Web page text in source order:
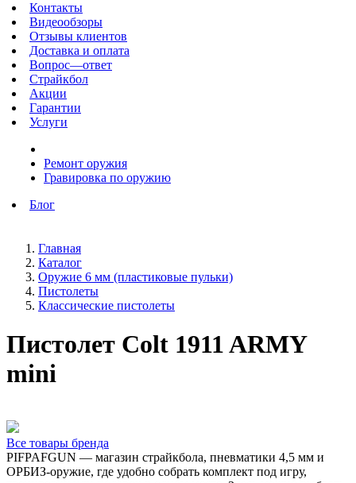
Контакты
Видеообзоры
Отзывы клиентов
Доставка и оплата
Вопрос—ответ
Страйкбол
Акции
Гарантии
Услуги
Ремонт оружия
Гравировка по оружию
Блог
Главная
Каталог
Оружие 6 мм (пластиковые пульки)
Пистолеты
Классические пистолеты
Пистолет Colt 1911 ARMY
mini
Все товары бренда
PIFPAFGUN — магазин страйкбола, пневматики 4,5 мм и
ОРБИЗ-оружие, где удобно собрать комплект под игру,